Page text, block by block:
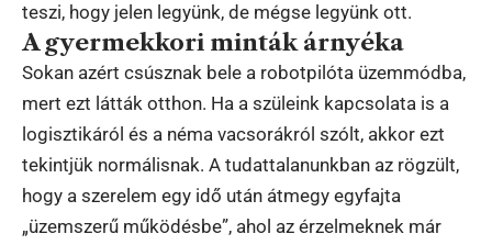
teszi, hogy jelen legyünk, de mégse legyünk ott.
A gyermekkori minták árnyéka
Sokan azért csúsznak bele a robotpilóta üzemmódba,
mert ezt látták otthon. Ha a szüleink kapcsolata is a
logisztikáról és a néma vacsorákról szólt, akkor ezt
tekintjük normálisnak. A tudattalanunkban az rögzült,
hogy a szerelem egy idő után átmegy egyfajta
„üzemszerű működésbe”, ahol az érzelmeknek már